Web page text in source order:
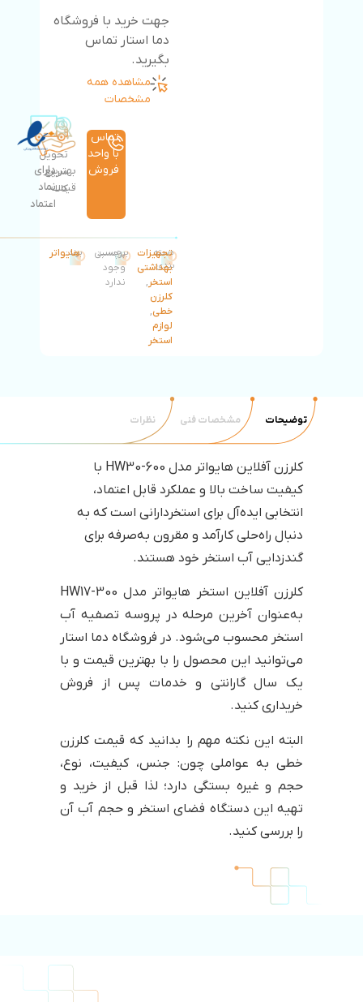
جهت خرید با فروشگاه
دما استار تماس
بگیرید.
مشاهده همه
مشخصات
بهترین
قیمت
تحویل
سریع
کالا
دارای
نماد
اعتماد
تماس
با واحد
فروش
دسته
بندی:
تجهیزات
بهداشتی
استخر,
کلرزن
خطی,
لوازم
استخر
برچسب:
برچسبی
وجود
ندارد
برند:
هایواتر
توضیحات مشخصات فنی نظرات
کلرزن آفلاین هایواتر مدل HW30-600 با
کیفیت ساخت بالا و عملکرد قابل اعتماد،
انتخابی ایده‌آل برای استخردارانی است که به
دنبال راه‌حلی کارآمد و مقرون به‌صرفه برای
گندزدایی آب استخر خود هستند.
کلرزن آفلاین استخر هایواتر مدل HW17-300
به‌عنوان آخرین مرحله در پروسه تصفیه آب
استخر محسوب می‌شود. در فروشگاه دما استار
می‌توانید این محصول را با بهترین قیمت و با
یک سال گارانتی و خدمات پس از فروش
خریداری کنید.
البته این نکته مهم را بدانید که قیمت کلرزن
خطی به عواملی چون: جنس، کیفیت، نوع،
حجم و غیره بستگی دارد؛ لذا قبل از خرید و
تهیه این دستگاه فضای استخر و حجم آب آن
را بررسی کنید.